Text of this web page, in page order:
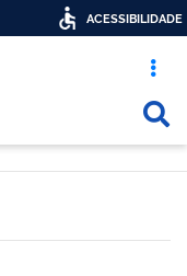
Acesso
ACESSIBILIDADE